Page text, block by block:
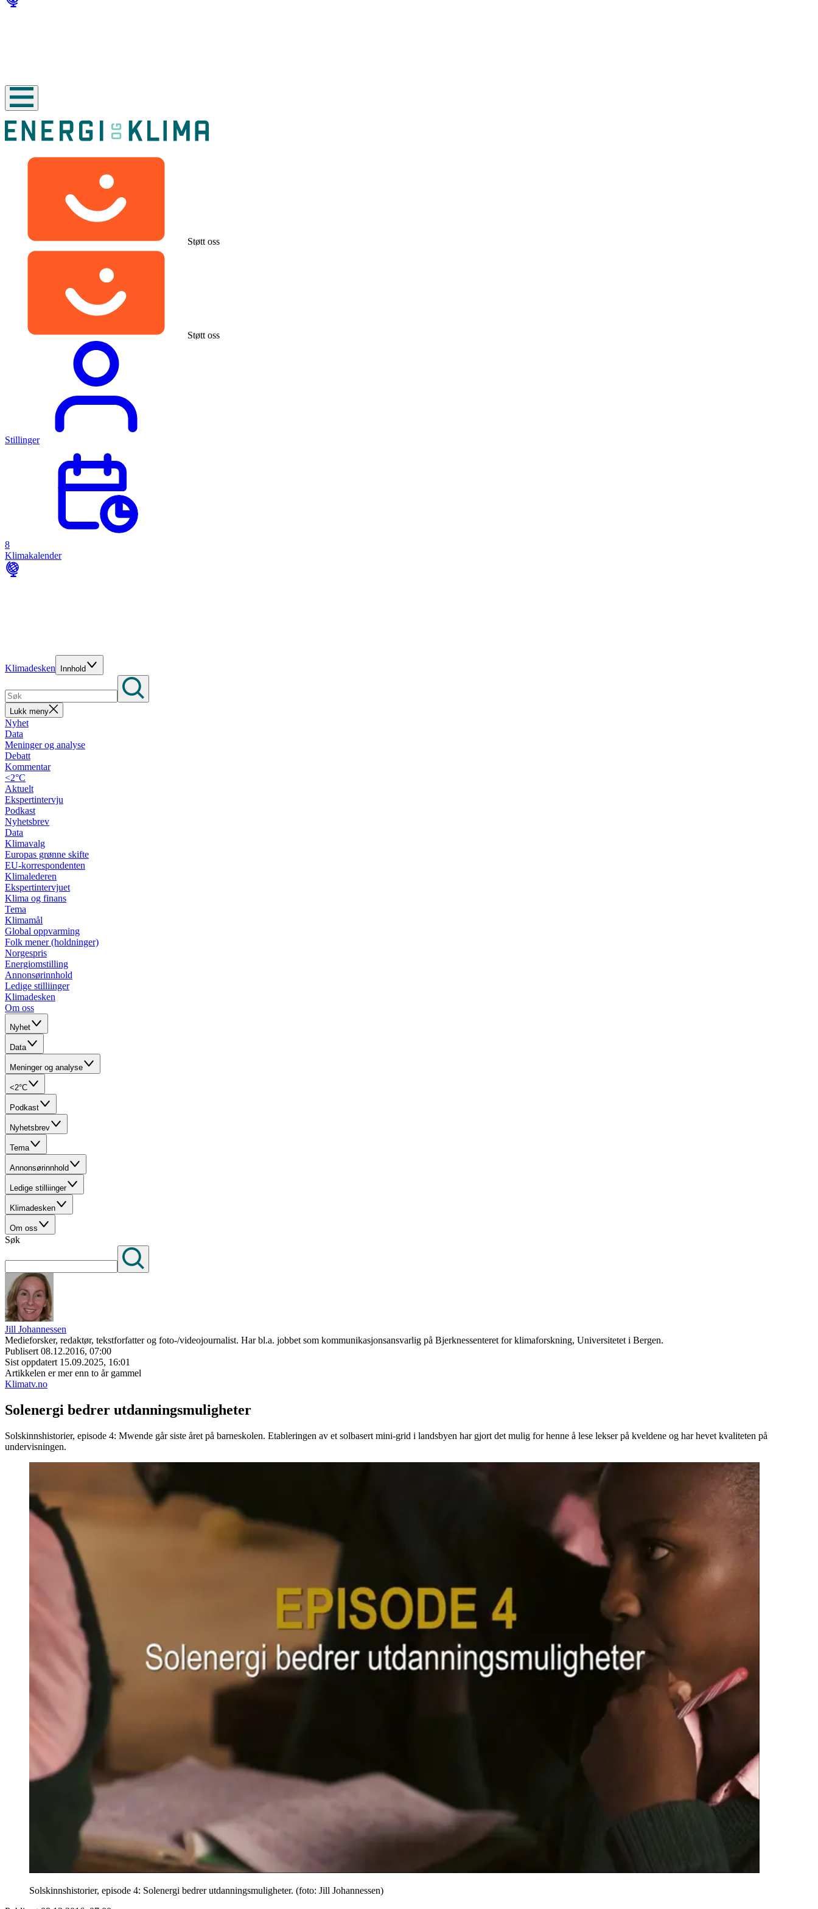
Støtt oss
Støtt oss
Stillinger
8
Klimakalender
Klimadesken Innhold
Lukk meny
Nyhet
Data
Meninger og analyse
Debatt
Kommentar
<2°C
Aktuelt
Ekspertintervju
Podkast
Nyhetsbrev
Data
Klimavalg
Europas grønne skifte
EU-korrespondenten
Klimalederen
Ekspertintervjuet
Klima og finans
Tema
Klimamål
Global oppvarming
Folk mener (holdninger)
Norgespris
Energiomstilling
Annonsørinnhold
Ledige stilliinger
Klimadesken
Om oss
Nyhet
Data
Meninger og analyse
<2°C
Podkast
Nyhetsbrev
Tema
Annonsørinnhold
Ledige stilliinger
Klimadesken
Om oss
Søk
Jill Johannessen
Medieforsker, redaktør, tekstforfatter og foto-/videojournalist. Har bl.a. jobbet som kommunikasjonsansvarlig på Bjerknessenteret for klimaforskning, Universitetet i Bergen.
Publisert 08.12.2016, 07:00
Sist oppdatert 15.09.2025, 16:01
Artikkelen er mer enn to år gammel
Klimatv.no
Solenergi bedrer utdanningsmuligheter
Solskinnshistorier, episode 4: Mwende går siste året på barneskolen. Etableringen av et solbasert mini-grid i landsbyen har gjort det mulig for henne å lese lekser på kveldene og har hevet kvaliteten på
undervisningen.
Solskinnshistorier, episode 4: Solenergi bedrer utdanningsmuligheter. (foto: Jill Johannessen)